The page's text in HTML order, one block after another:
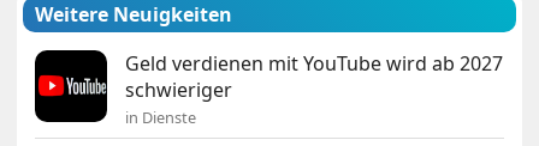
Weitere Neuigkeiten
Geld verdienen mit YouTube wird ab 2027
schwieriger
in Dienste